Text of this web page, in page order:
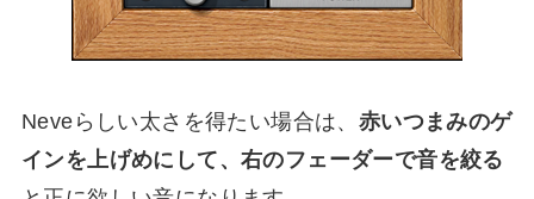
Neveらしい太さを得たい場合は、 赤いつまみのゲ
インを上げめにして、右のフェーダーで音を絞る